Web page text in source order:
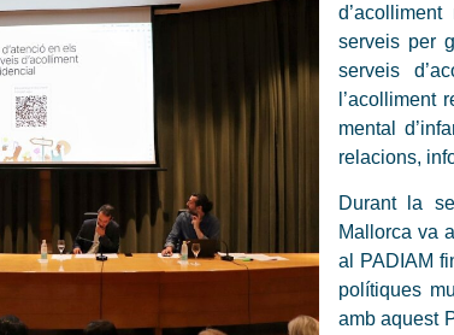
serveis per
serveis
l’acolliment
mental
relacions,
Durant la
Mallorca va
al PADIAM
polítiques
amb aquest